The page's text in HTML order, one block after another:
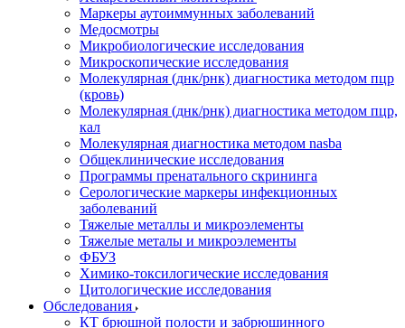
Маркеры аутоиммунных заболеваний
Медосмотры
Микробиологические исследования
Микроскопические исследования
Молекулярная (днк/рнк) диагностика методом пцр
(кровь)
Молекулярная (днк/рнк) диагностика методом пцр,
кал
Молекулярная диагностика методом nasba
Общеклинические исследования
Программы пренатального скрининга
Серологические маркеры инфекционных
заболеваний
Тяжелые металлы и микроэлементы
Тяжелые металы и микроэлементы
ФБУЗ
Химико-токсилогические исследования
Цитологические исследования
Обследования
КТ брюшной полости и забрюшинного